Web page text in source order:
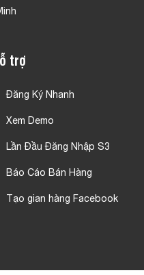
trợ
Đăng Ký Nhanh
Xem Demo
Lần Đầu Đăng Nhập S3
Báo Cáo Bán Hàng
Tạo gian hàng Facebook